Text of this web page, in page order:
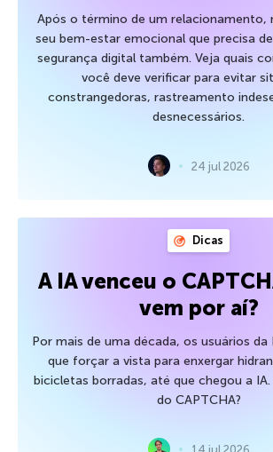
Após o término de um relacionamento,
seu bem-estar emocional que precisa
segurança digital também. Veja quais
você deve verificar para evitar
constrangedoras, rastreamento
desnecessários.
24 jul 2026
Dicas
A IA venceu o
vem por aí?
Por mais de uma década, os usuários
que forçar a vista para enxergar
bicicletas borradas, até que chegou a
do CAPTCHA?
14 jul 2026